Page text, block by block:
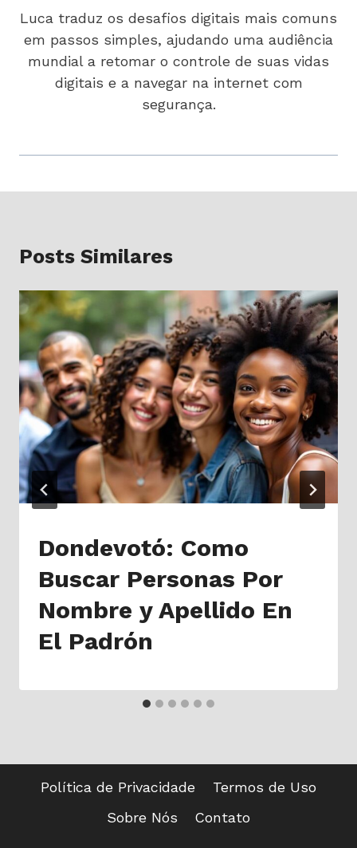
Luca traduz os desafios digitais mais comuns
em passos simples, ajudando uma audiência
mundial a retomar o controle de suas vidas
digitais e a navegar na internet com
segurança.
Posts Similares
Dondevotó: Como
Buscar Personas Por
Nombre y Apellido En
El Padrón
Política de Privacidade
Termos de Uso
Sobre Nós
Contato